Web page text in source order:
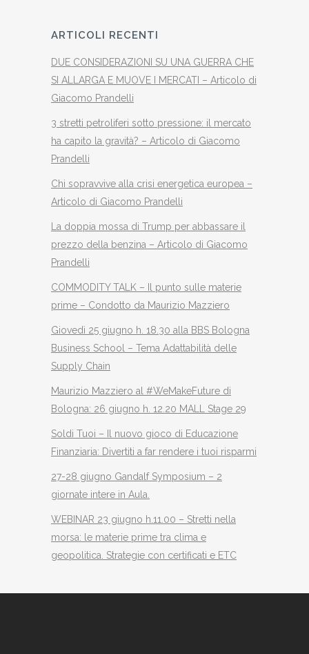
ARTICOLI RECENTI
DUE CONSIDERAZIONI SU UNA GUERRA CHE
SI ALLARGA E MUOVE I MERCATI – Articolo di
Giacomo Prandelli
3 stretti petroliferi sotto pressione: il mercato
ha capito la gravità? – Articolo di Giacomo
Prandelli
Chi sopravvive alla crisi energetica europea –
Articolo di Giacomo Prandelli
La doppia mossa di Trump per abbassare il
prezzo della benzina – Articolo di Giacomo
Prandelli
COMMODITY TALK – Il punto sulle materie
prime – Condotto da Maurizio Mazziero
Giovedì 25 giugno h. 18.30 alla BBS Bologna
Business School – Tema Adattabilità delle
Supply Chain
Maurizio Mazziero al #WeMakeFuture di
Bologna: 26 giugno h. 12.20 MALL Stage 29
Soldi Tuoi – Il nuovo gioco di Educazione
Finanziaria: Divertiti a far rendere i tuoi risparmi
27-28 giugno Gandalf Symposium – 2
giornate intere in Aula.
WEBINAR 23 giugno h.11.00 – Stretti nella
morsa: le materie prime tra clima e
geopolitica. Strategie con certificati e ETC